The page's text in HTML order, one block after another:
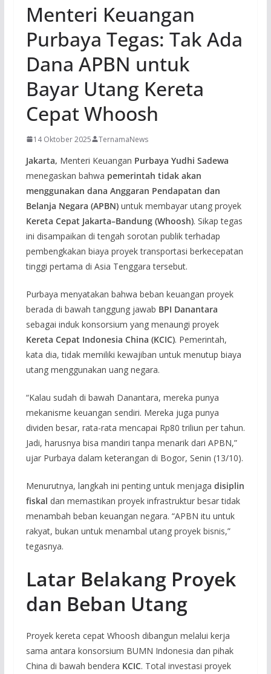
Menteri Keuangan
Purbaya Tegas: Tak Ada
Dana APBN untuk
Bayar Utang Kereta
Cepat Whoosh
14 Oktober 2025 TernamaNews
Jakarta, Menteri Keuangan Purbaya Yudhi Sadewa
menegaskan bahwa pemerintah tidak akan
menggunakan dana Anggaran Pendapatan dan
Belanja Negara (APBN)untuk membayar utang proyek
Kereta Cepat Jakarta–Bandung (Whoosh). Sikap tegas
ini disampaikan di tengah sorotan publik terhadap
pembengkakan biaya proyek transportasi berkecepatan
tinggi pertama di Asia Tenggara tersebut.
Purbaya menyatakan bahwa beban keuangan proyek
berada di bawah tanggung jawab BPI Danantara
sebagai induk konsorsium yang menaungi proyek
Kereta Cepat Indonesia China (KCIC). Pemerintah,
kata dia, tidak memiliki kewajiban untuk menutup biaya
utang menggunakan uang negara.
“Kalau sudah di bawah Danantara, mereka punya
mekanisme keuangan sendiri. Mereka juga punya
dividen besar, rata-rata mencapai Rp80 triliun per tahun.
Jadi, harusnya bisa mandiri tanpa menarik dari APBN,”
ujar Purbaya dalam keterangan di Bogor, Senin (13/10).
Menurutnya, langkah ini penting untuk menjaga disiplin
fiskal dan memastikan proyek infrastruktur besar tidak
menambah beban keuangan negara. “APBN itu untuk
rakyat, bukan untuk menambal utang proyek bisnis,”
tegasnya.
Latar Belakang Proyek
dan Beban Utang
Proyek kereta cepat Whoosh dibangun melalui kerja
sama antara konsorsium BUMN Indonesia dan pihak
China di bawah bendera KCIC. Total investasi proyek